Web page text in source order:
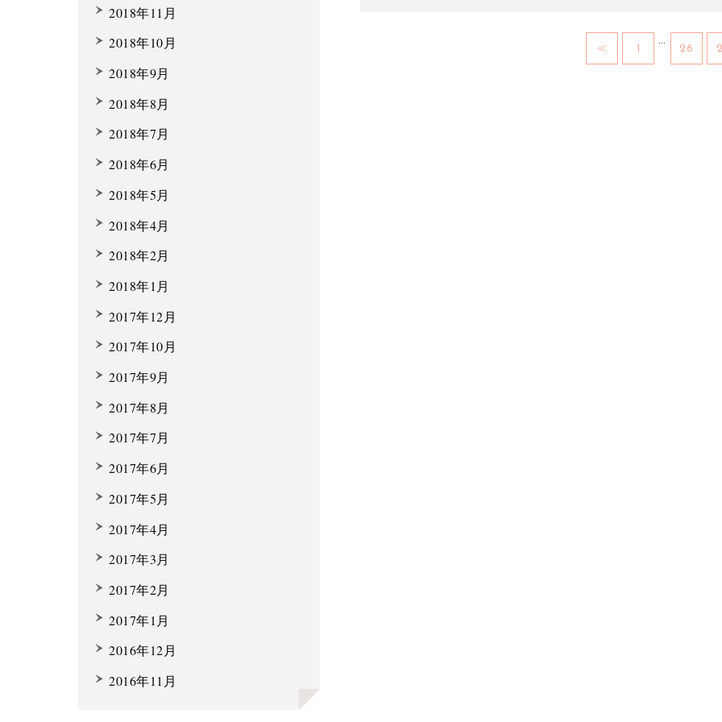
≪ 1
…
26
2018年11月
2018年10月
2018年9月
2018年8月
2018年7月
2018年6月
2018年5月
2018年4月
2018年2月
2018年1月
2017年12月
2017年10月
2017年9月
2017年8月
2017年7月
2017年6月
2017年5月
2017年4月
2017年3月
2017年2月
2017年1月
2016年12月
2016年11月